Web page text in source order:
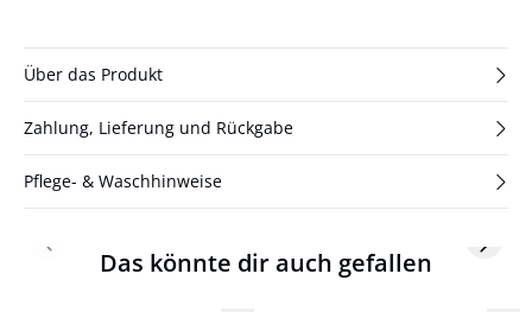
Über das Produkt
Zahlung, Lieferung und Rückgabe
Pflege- & Waschhinweise
Das könnte dir auch gefallen
Previous slide Next